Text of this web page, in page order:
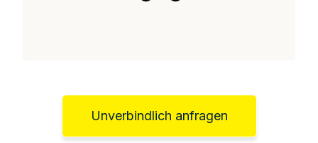
Unverbindlich anfragen